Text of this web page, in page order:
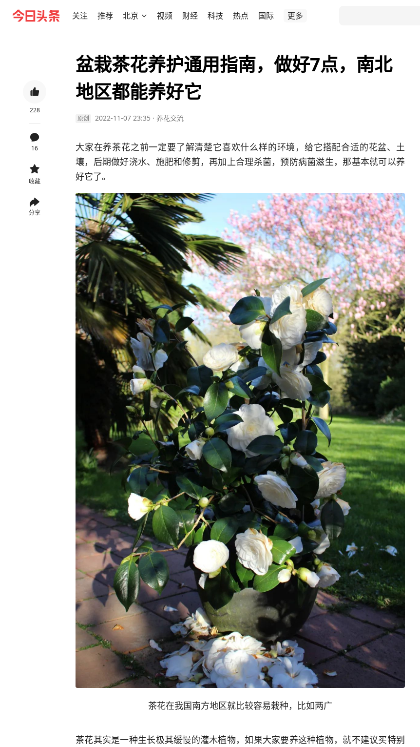
关注 推荐 北京 视频 财经 科技 热点 国际 更多
228
16
收藏
分享
盆栽茶花养护通用指南，做好7点，南北
地区都能养好它
原创 2022-11-07 23:35 · 养花交流
大家在养茶花之前一定要了解清楚它喜欢什么样的环境，给它搭配合适的花盆、土
壤，后期做好浇水、施肥和修剪，再加上合理杀菌，预防病菌滋生，那基本就可以养
好它了。
茶花在我国南方地区就比较容易栽种，比如两广
茶花其实是一种生长极其缓慢的灌木植物，如果大家要养这种植物，就不建议买特别